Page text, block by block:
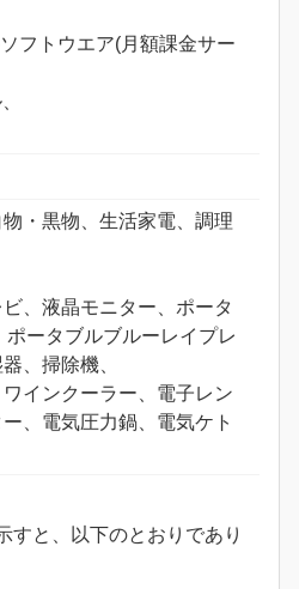
フトウエア(月額課金サー
・黒物、生活家電、調理
、液晶モニター、ポータ
ータブルブルーレイプレ
、掃除機、
インクーラー、電子レン
、電気圧力鍋、電気ケト
すと、以下のとおりであり